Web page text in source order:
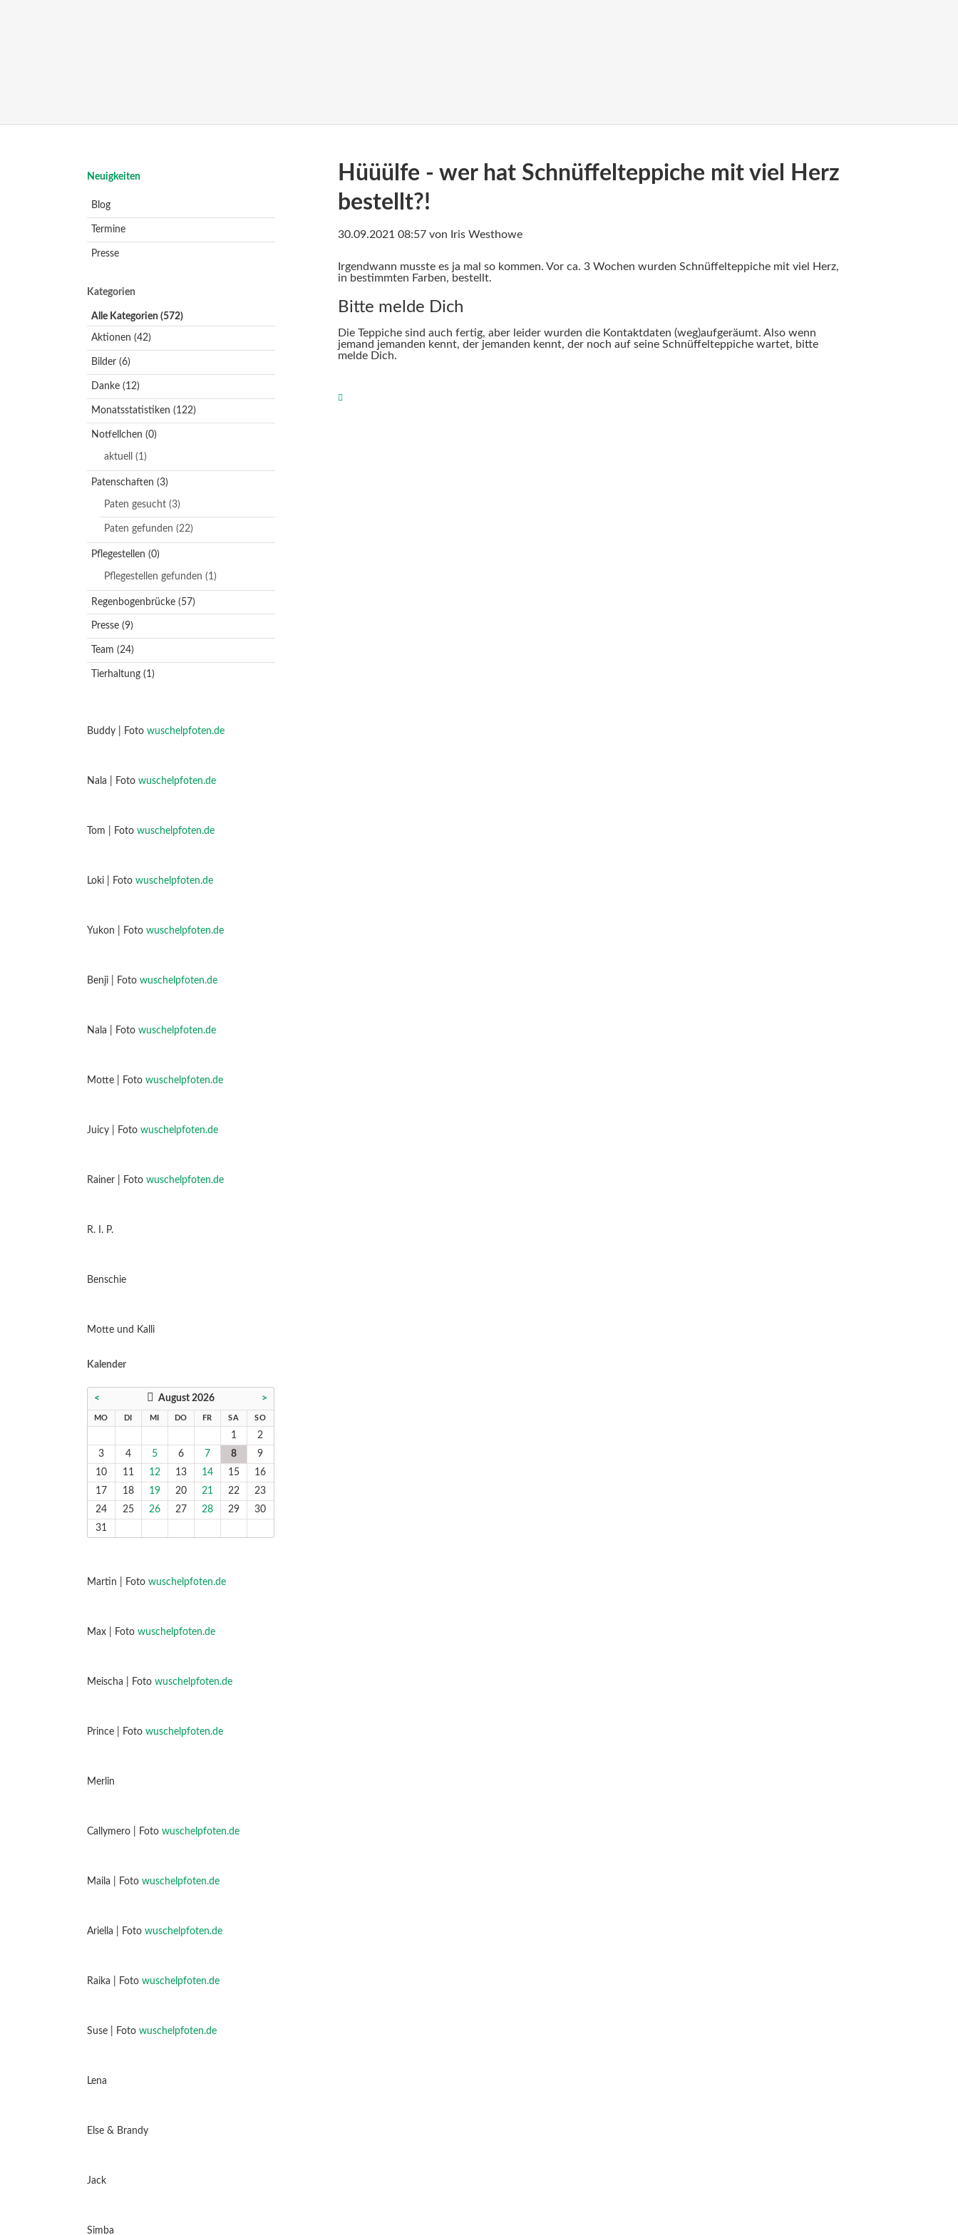
Hüüülfe - wer hat Schnüffelteppiche mit viel Herz
bestellt?!
30.09.2021 08:57 von Iris Westhowe
Irgendwann musste es ja mal so kommen. Vor ca. 3 Wochen wurden Schnüffelteppiche mit viel Herz,
in bestimmten Farben, bestellt.
Bitte melde Dich
Die Teppiche sind auch fertig, aber leider wurden die Kontaktdaten (weg)aufgeräumt. Also wenn
jemand jemanden kennt, der jemanden kennt, der noch auf seine Schnüffelteppiche wartet, bitte
melde Dich.
Navigation
Neuigkeiten
Blog
Termine
Presse
Kategorien
Alle Kategorien (572)
Aktionen (42)
Bilder (6)
Danke (12)
Monatsstatistiken (122)
Notfellchen (0)
aktuell (1)
Patenschaften (3)
Paten gesucht (3)
Paten gefunden (22)
Pflegestellen (0)
Pflegestellen gefunden (1)
Regenbogenbrücke (57)
Presse (9)
Team (24)
Tierhaltung (1)
Buddy | Foto wuschelpfoten.de
Nala | Foto wuschelpfoten.de
Tom | Foto wuschelpfoten.de
Loki | Foto wuschelpfoten.de
Yukon | Foto wuschelpfoten.de
Benji | Foto wuschelpfoten.de
Nala | Foto wuschelpfoten.de
Motte | Foto wuschelpfoten.de
Juicy | Foto wuschelpfoten.de
Rainer | Foto wuschelpfoten.de
R. I. P.
Benschie
Motte und Kalli
Kalender
< August 2026 >
MO NTAGDI ENSTAG
MI TTWOCH
DO NNERSTAG
FR EITAG
SA MSTAG
SONNTAG
1
2
3
4 5 6 7 8
9
10
11 12 13 14 15
16
17
18 19 20 21 22
23
24
25 26 27 28 29
30
31
Martin | Foto wuschelpfoten.de
Max | Foto wuschelpfoten.de
Meischa | Foto wuschelpfoten.de
Prince | Foto wuschelpfoten.de
Merlin
Callymero | Foto wuschelpfoten.de
Maila | Foto wuschelpfoten.de
Ariella | Foto wuschelpfoten.de
Raika | Foto wuschelpfoten.de
Suse | Foto wuschelpfoten.de
Lena
Else & Brandy
Jack
Simba